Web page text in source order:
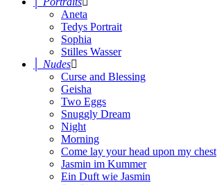
Aneta
Tedys Portrait
Sophia
Stilles Wasser
│ Nudes
Curse and Blessing
Geisha
Two Eggs
Snuggly Dream
Night
Morning
Come lay your head upon my chest
Jasmin im Kummer
Ein Duft wie Jasmin